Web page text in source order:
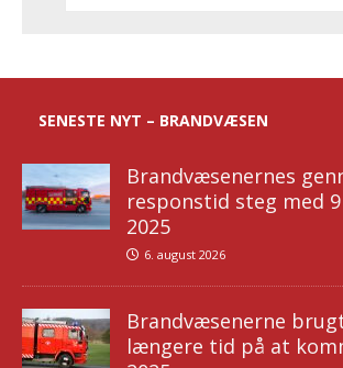
SENESTE NYT – BRANDVÆSEN
Brandvæsenernes
responstid steg med
2025
6. august 2026
Brandvæsenerne
længere tid på at